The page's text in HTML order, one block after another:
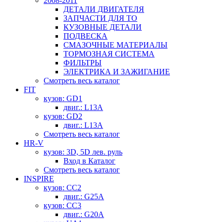
ДЕТАЛИ ДВИГАТЕЛЯ
ЗАПЧАСТИ ДЛЯ ТО
КУЗОВНЫЕ ДЕТАЛИ
ПОДВЕСКА
СМАЗОЧНЫЕ МАТЕРИАЛЫ
ТОРМОЗНАЯ СИСТЕМА
ФИЛЬТРЫ
ЭЛЕКТРИКА И ЗАЖИГАНИЕ
Смотреть весь каталог
FIT
кузов: GD1
двиг.: L13A
кузов: GD2
двиг.: L13A
Смотреть весь каталог
HR-V
кузов: 3D, 5D лев. руль
Вход в Каталог
Смотреть весь каталог
INSPIRE
кузов: CC2
двиг.: G25A
кузов: CC3
двиг.: G20A